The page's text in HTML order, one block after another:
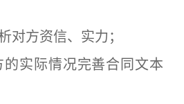
方资信、实力；
实际情况完善合同文本